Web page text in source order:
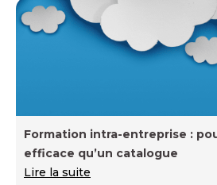
Formation intra-entreprise :
efficace qu’un catalogue
Lire la suite